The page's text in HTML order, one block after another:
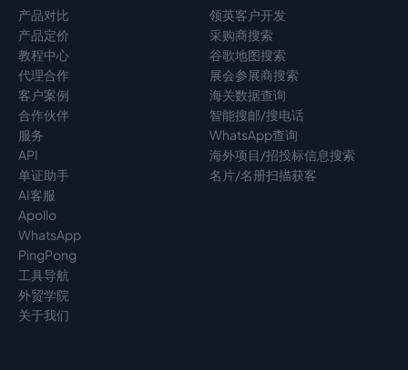
产品对比
产品定价
教程中心
代理合作
客户案例
合作伙伴
服务
API
单证助手
AI客服
Apollo
WhatsApp
PingPong
工具导航
外贸学院
关于我们
领英客户开发
采购商搜索
谷歌地图搜索
展会参展商搜索
海关数据查询
智能搜邮/搜电话
WhatsApp查询
海外项目/招投标信息搜索
名片/名册扫描获客